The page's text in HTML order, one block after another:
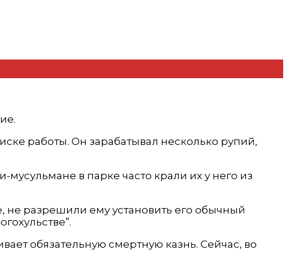
работы. Он зарабатывал несколько рупий,
в парке часто крали их у него из
не разрешили ему установить его обычный
обязательную смертную казнь. Сейчас, во